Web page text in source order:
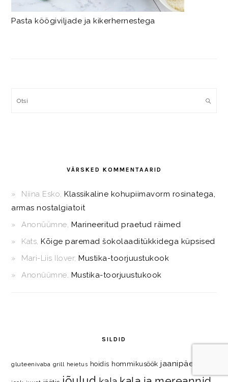
Pasta köögiviljade ja kikerhernestega
Otsi
VÄRSKED KOMMENTAARID
Niina Esko,Klassikaline kohupiimavorm rosinatega,
armas nostalgiatoit
Anonüümne, Marineeritud praetud räimed
Kats,Kõige paremad šokolaaditükkidega küpsised
Mari-Liis Ilover,Mustika-toorjuustukook
Anonüümne, Mustika-toorjuustukook
SILDID
gluteenivaba grill heietus hoidis hommikusöök jaanipäevaks